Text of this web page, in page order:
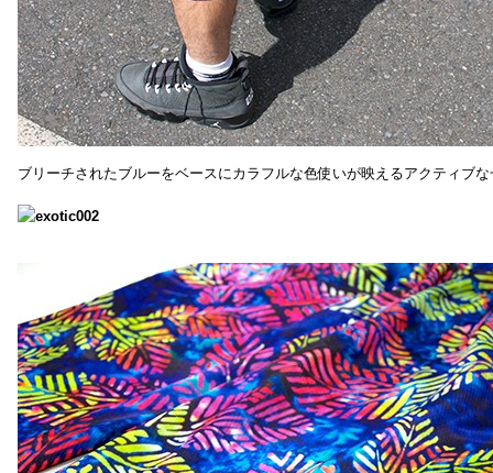
ブリーチされたブルーをベースにカラフルな色使いが映えるアクティブ